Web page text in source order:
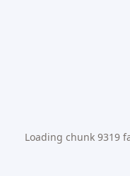
Loading chunk 9319